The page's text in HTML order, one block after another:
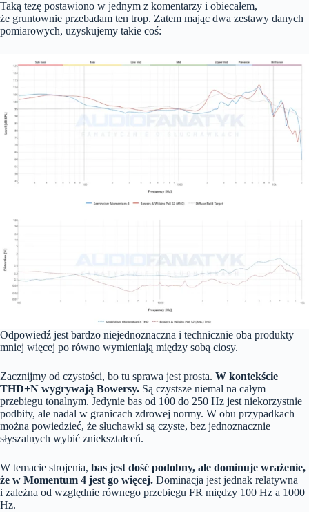
Taką tezę postawiono w jednym z komentarzy i obiecałem,
że gruntownie przebadam ten trop. Zatem mając dwa zestawy danych
pomiarowych, uzyskujemy takie coś:
Odpowiedź jest bardzo niejednoznaczna i technicznie oba produkty
mniej więcej po równo wymieniają między sobą ciosy.
Zacznijmy od czystości, bo tu sprawa jest prosta. W kontekście
THD+N wygrywają Bowersy. Są czystsze niemal na całym
przebiegu tonalnym. Jedynie bas od 100 do 250 Hz jest niekorzystnie
podbity, ale nadal w granicach zdrowej normy. W obu przypadkach
można powiedzieć, że słuchawki są czyste, bez jednoznacznie
słyszalnych wybić zniekształceń.
W temacie strojenia, bas jest dość podobny, ale dominuje wrażenie,
że w Momentum 4 jest go więcej. Dominacja jest jednak relatywna
i zależna od względnie równego przebiegu FR między 100 Hz a 1000
Hz.